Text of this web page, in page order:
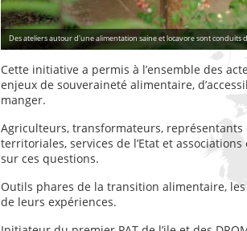
Des ateliers autour d'une alimentation saine et locavore sont
Cette initiative a permis à l’ensemble des
enjeux de souveraineté alimentaire,
manger.
Agriculteurs, transformateurs,
territoriales, services de l’Etat et
sur ces questions.
Outils phares de la transition alimentaire,
de leurs expériences.